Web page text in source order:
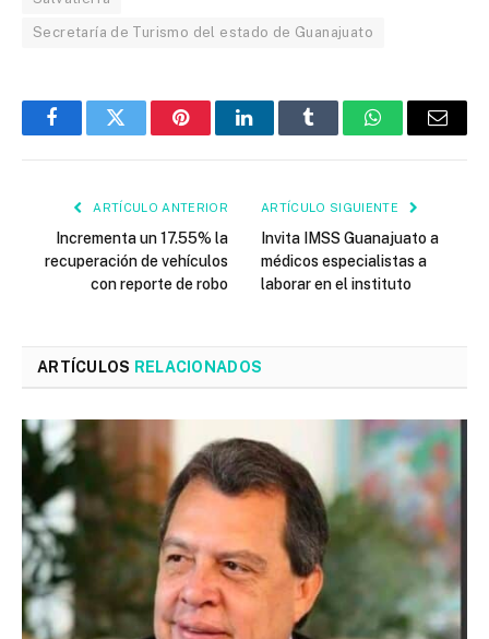
Secretaría de Turismo del estado de Guanajuato
FacebookTwitter PinterestLinkedInTumblr WhatsAppEmail
ARTÍCULO ANTERIOR
Incrementa un 17.55% la
recuperación de vehículos
con reporte de robo
ARTÍCULO SIGUIENTE
Invita IMSS Guanajuato a
médicos especialistas a
laborar en el instituto
ARTÍCULOS RELACIONADOS